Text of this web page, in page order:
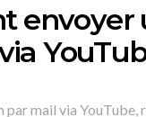
envoyer
par mail via YouTube,